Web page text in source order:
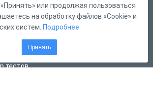
связи
тестов
или продолжая пользоваться
на обработку файлов «Cookie» и
систем. Подробнее
Принять